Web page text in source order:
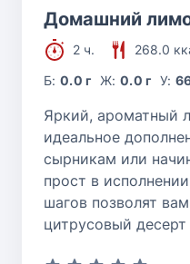
Домашний
2 ч.
268.0
Б:0.0 г Ж: 0.0 г У:
Яркий,
идеальное
сырникам или
прост в
шагов позволят
цитрусовый